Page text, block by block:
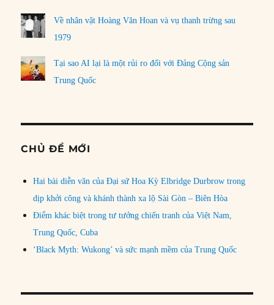
Về nhân vật Hoàng Văn Hoan và vụ thanh trừng sau
1979
Tại sao AI lại là một rủi ro đối với Đảng Cộng sản
Trung Quốc
CHỦ ĐỀ MỚI
Hai bài diễn văn của Đại sứ Hoa Kỳ Elbridge Durbrow trong
dịp khởi công và khánh thành xa lộ Sài Gòn – Biên Hòa
Điểm khác biệt trong tư tưởng chiến tranh của Việt Nam,
Trung Quốc, Cuba
‘Black Myth: Wukong’ và sức mạnh mềm của Trung Quốc